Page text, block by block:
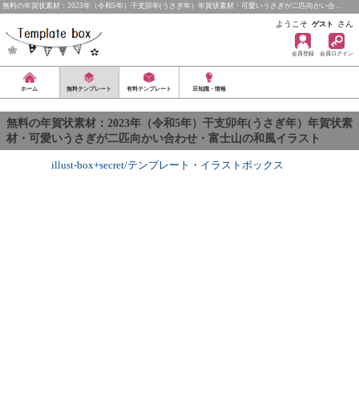
無料の年賀状素材：2023年（令和5年）干支卯年(うさぎ年）年賀状素材・可愛いうさぎが二匹向かい合…
ようこそ ゲスト さん
会員登録 会員ログイン
ホーム 無料テンプレート 有料テンプレート 豆知識・情報
無料の年賀状素材：2023年（令和5年）干支卯年(うさぎ年）年賀状素
材・可愛いうさぎが二匹向かい合わせ・富士山の和風イラスト
illust-box+secret/テンプレート ・ イラストボックス